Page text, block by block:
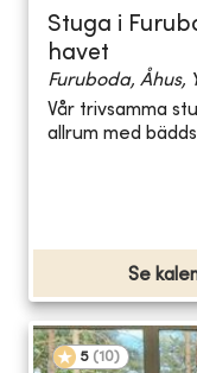
Stuga i
havet
Furuboda, Åhus,
Vår trivsamma
allrum med
Se
5 (10)